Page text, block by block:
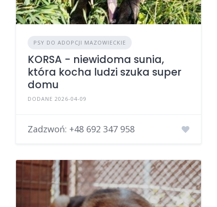
PSY DO ADOPCJI MAZOWIECKIE
KORSA - niewidoma sunia,
która kocha ludzi szuka super
domu
DODANE 2026-04-09
Zadzwoń: +48 692 347 958